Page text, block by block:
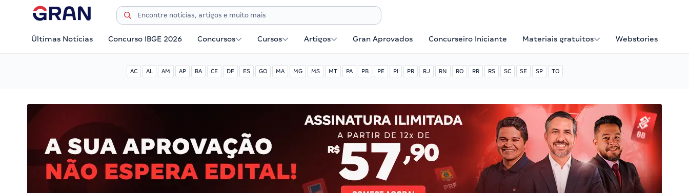
Últimas Notícias Concurso IBGE 2026 Concursos Cursos Artigos Gran Aprovados Concurseiro Iniciante Materiais gratuitos Webstories
AC AL AM AP BA CE DF ES GO MA MG MS MT PA PB PE PI PR RJ RN RO RR RS SC SE SP TO